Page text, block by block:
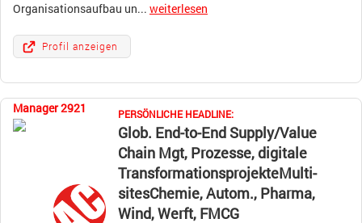
Organisationsaufbau un... weiterlesen
Profil anzeigen
Manager 2921 PERSÖNLICHE HEADLINE:
Glob. End-to-End Supply/Value
Chain Mgt, Prozesse, digitale
TransformationsprojekteMulti-
sitesChemie, Autom., Pharma,
Wind, Werft, FMCG